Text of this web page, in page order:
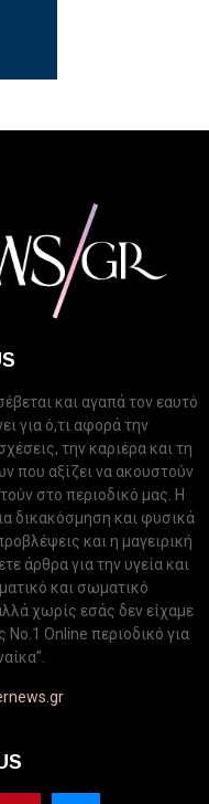
και αγαπά τον εαυτό
για ό,τι αφορά την
την καριέρα και τη
που αξίζει να ακουστούν
στο περιοδικό μας. Η
δικακόσμηση και φυσικά
και η μαγειρική
άρθρα για την υγεία και
και σωματικό
χωρίς εσάς δεν είχαμε
Νo.1 Online περιοδικό για